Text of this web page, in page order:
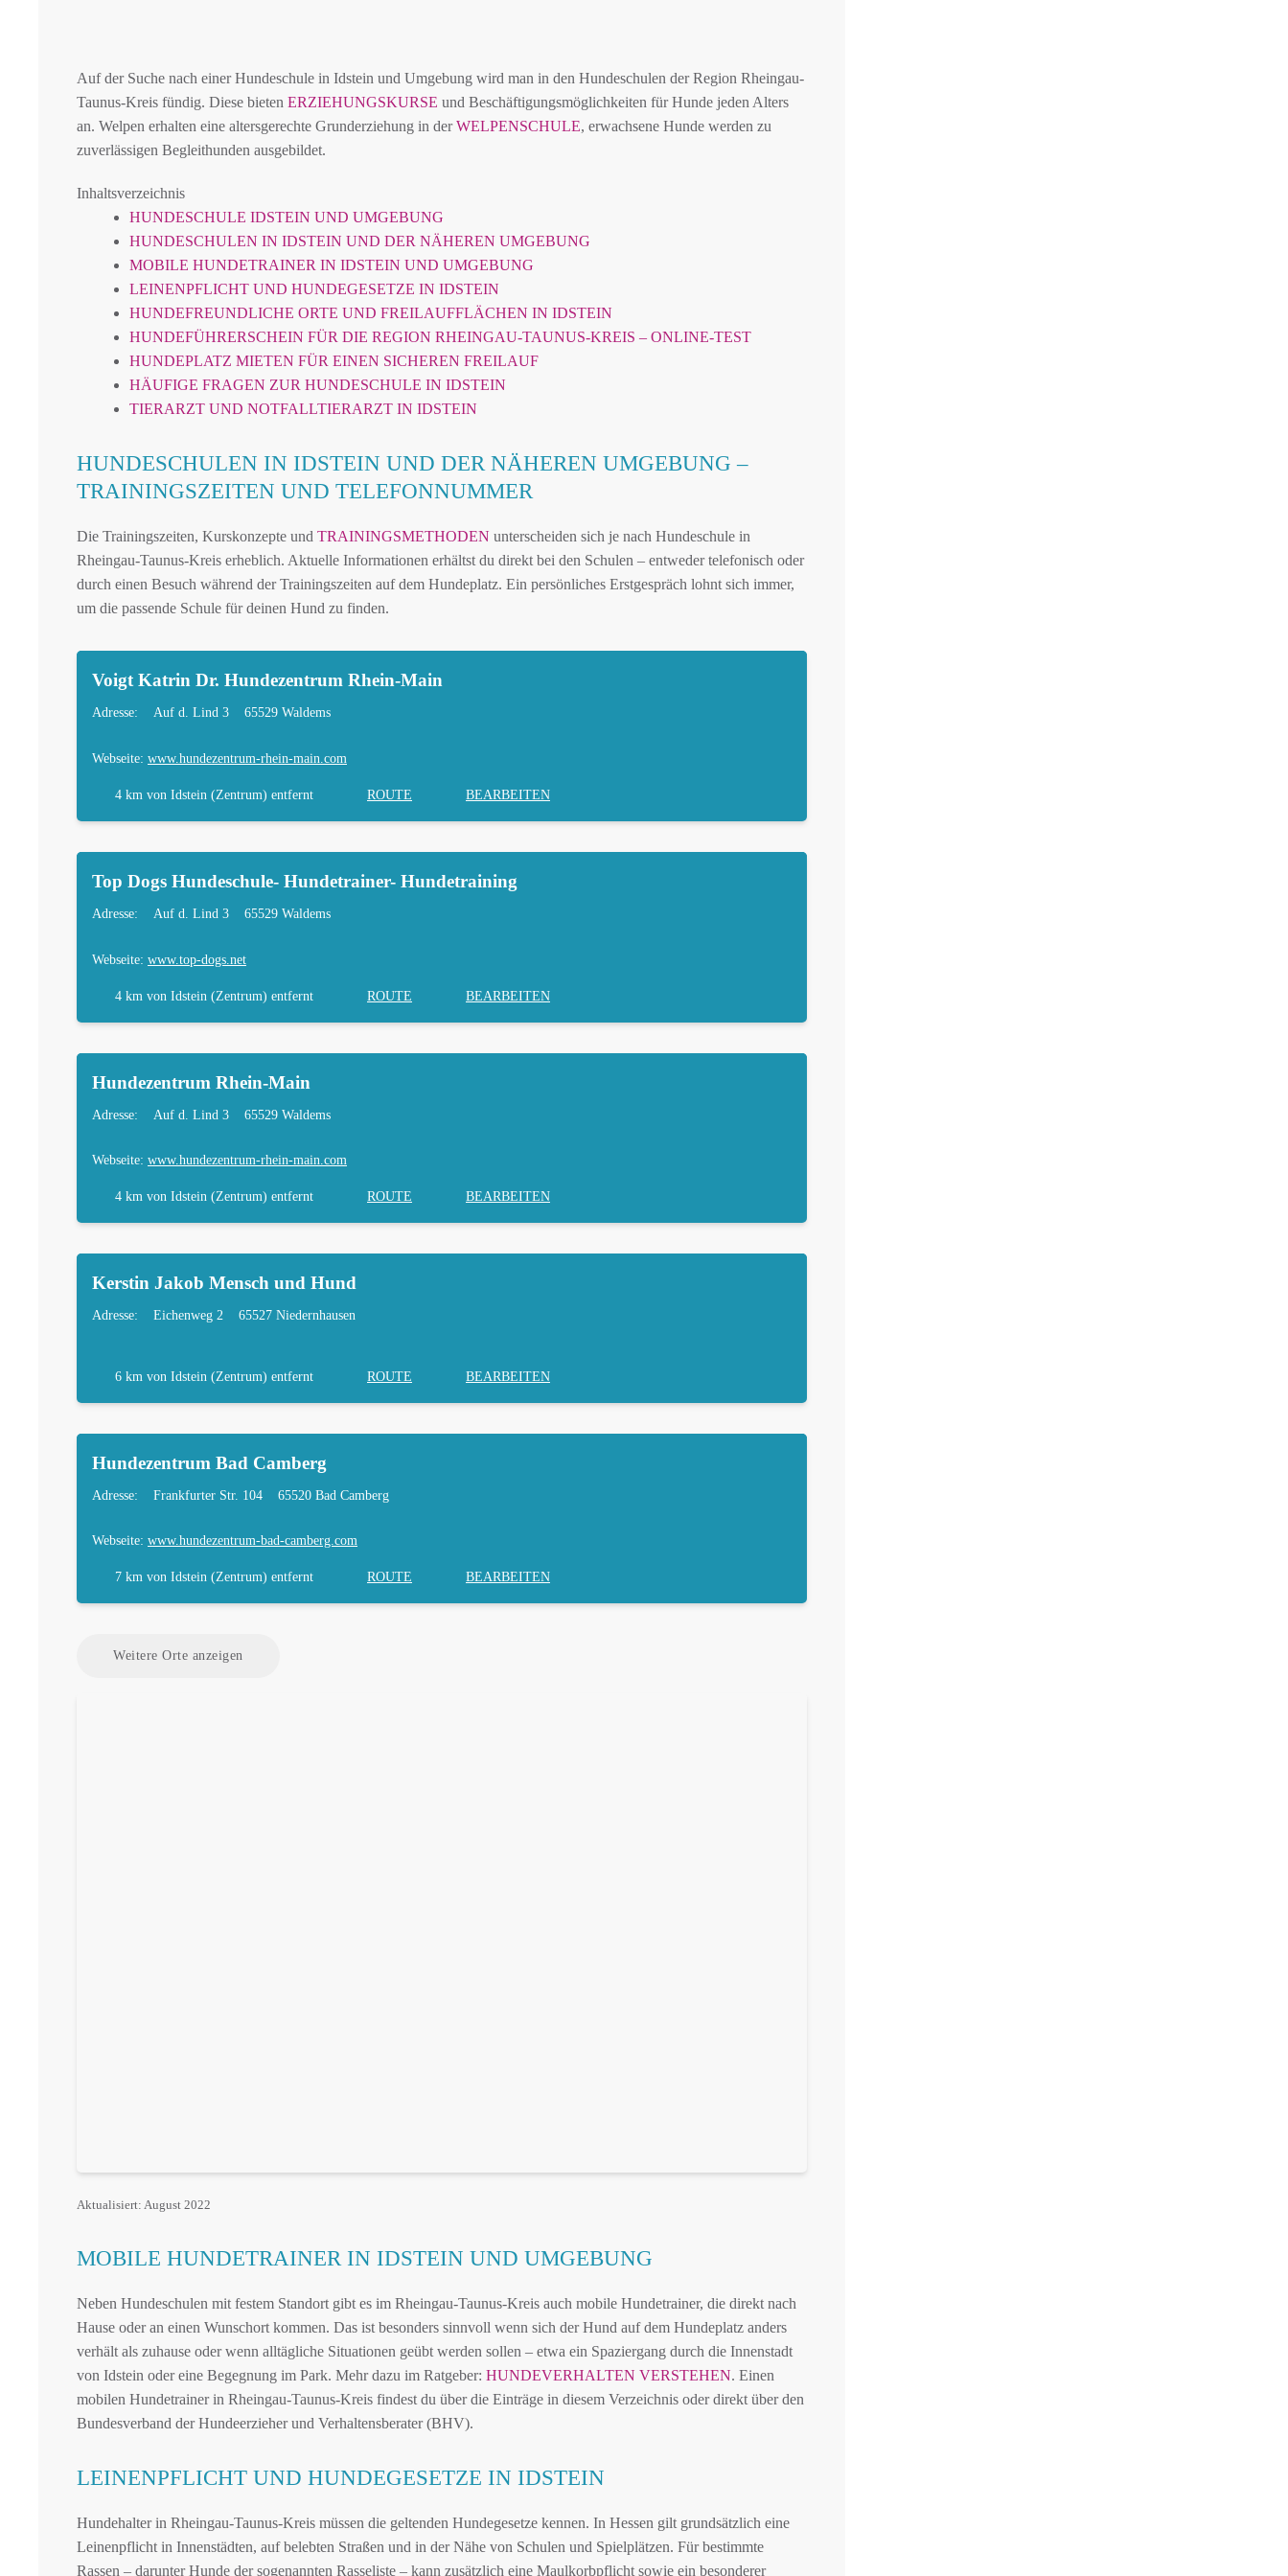
Auf der Suche nach einer Hundeschule in Idstein und Umgebung wird man in den Hundeschulen der Region Rheingau-
Taunus-Kreis fündig. Diese bieten ERZIEHUNGSKURSE und Beschäftigungsmöglichkeiten für Hunde jeden Alters
an. Welpen erhalten eine altersgerechte Grunderziehung in derWELPENSCHULE, erwachsene Hunde werden zu
zuverlässigen Begleithunden ausgebildet.
Inhaltsverzeichnis
HUNDESCHULE IDSTEIN UND UMGEBUNG
HUNDESCHULEN IN IDSTEIN UND DER NÄHEREN UMGEBUNG
MOBILE HUNDETRAINER IN IDSTEIN UND UMGEBUNG
LEINENPFLICHT UND HUNDEGESETZE IN IDSTEIN
HUNDEFREUNDLICHE ORTE UND FREILAUFFLÄCHEN IN IDSTEIN
HUNDEFÜHRERSCHEIN FÜR DIE REGION RHEINGAU-TAUNUS-KREIS – ONLINE-TEST
HUNDEPLATZ MIETEN FÜR EINEN SICHEREN FREILAUF
HÄUFIGE FRAGEN ZUR HUNDESCHULE IN IDSTEIN
TIERARZT UND NOTFALLTIERARZT IN IDSTEIN
HUNDESCHULEN IN IDSTEIN UND DER NÄHEREN UMGEBUNG –
TRAININGSZEITEN UND TELEFONNUMMER
Die Trainingszeiten, Kurskonzepte und TRAININGSMETHODEN unterscheiden sich je nach Hundeschule in
Rheingau-Taunus-Kreis erheblich. Aktuelle Informationen erhältst du direkt bei den Schulen – entweder telefonisch oder
durch einen Besuch während der Trainingszeiten auf dem Hundeplatz. Ein persönliches Erstgespräch lohnt sich immer,
um die passende Schule für deinen Hund zu finden.
Voigt Katrin Dr. Hundezentrum Rhein-Main
Adresse: Auf d. Lind 3 65529 Waldems
Webseite: www.hundezentrum-rhein-main.com
4 km von Idstein (Zentrum) entfernt ROUTE BEARBEITEN
Top Dogs Hundeschule- Hundetrainer- Hundetraining
Adresse: Auf d. Lind 3 65529 Waldems
Webseite: www.top-dogs.net
4 km von Idstein (Zentrum) entfernt ROUTE BEARBEITEN
Hundezentrum Rhein-Main
Adresse: Auf d. Lind 3 65529 Waldems
Webseite: www.hundezentrum-rhein-main.com
4 km von Idstein (Zentrum) entfernt ROUTE BEARBEITEN
Kerstin Jakob Mensch und Hund
Adresse: Eichenweg 2 65527 Niedernhausen
6 km von Idstein (Zentrum) entfernt ROUTE BEARBEITEN
Hundezentrum Bad Camberg
Adresse: Frankfurter Str. 104 65520 Bad Camberg
Webseite: www.hundezentrum-bad-camberg.com
7 km von Idstein (Zentrum) entfernt ROUTE BEARBEITEN
Weitere Orte anzeigen
Aktualisiert: August 2022
MOBILE HUNDETRAINER IN IDSTEIN UND UMGEBUNG
Neben Hundeschulen mit festem Standort gibt es im Rheingau-Taunus-Kreis auch mobile Hundetrainer, die direkt nach
Hause oder an einen Wunschort kommen. Das ist besonders sinnvoll wenn sich der Hund auf dem Hundeplatz anders
verhält als zuhause oder wenn alltägliche Situationen geübt werden sollen – etwa ein Spaziergang durch die Innenstadt
von Idstein oder eine Begegnung im Park. Mehr dazu im Ratgeber: HUNDEVERHALTEN VERSTEHEN. Einen
mobilen Hundetrainer in Rheingau-Taunus-Kreis findest du über die Einträge in diesem Verzeichnis oder direkt über den
Bundesverband der Hundeerzieher und Verhaltensberater (BHV).
LEINENPFLICHT UND HUNDEGESETZE IN IDSTEIN
Hundehalter in Rheingau-Taunus-Kreis müssen die geltenden Hundegesetze kennen. In Hessen gilt grundsätzlich eine
Leinenpflicht in Innenstädten, auf belebten Straßen und in der Nähe von Schulen und Spielplätzen. Für bestimmte
Rassen – darunter Hunde der sogenannten Rasseliste – kann zusätzlich eine Maulkorbpflicht sowie ein besonderer